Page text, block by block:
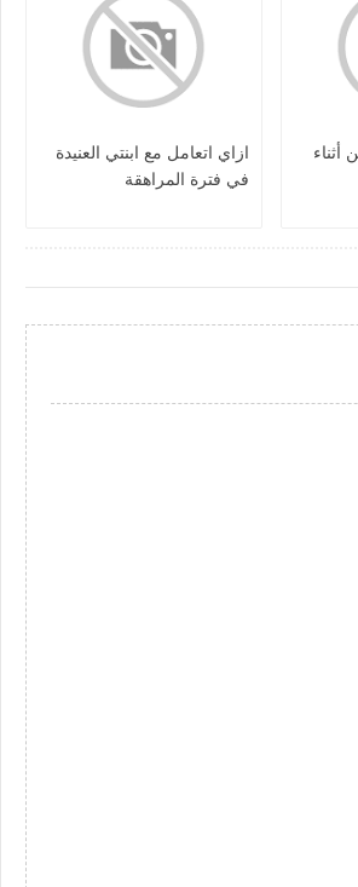
أثناء
ازاي اتعامل مع ابنتي العنيدة
في فترة المراهقة